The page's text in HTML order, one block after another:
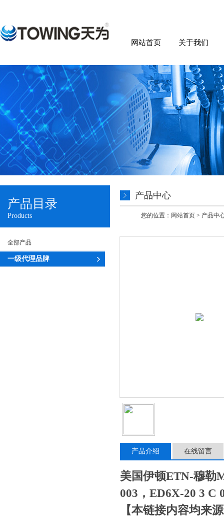
网站首页 关于我们
产品目录
Products
全部产品
一级代理品牌
产品中心
您的位置： 网站首页 > 产品中
产品介绍 在线留言
美国伊顿ETN-穆勒
003，ED6X-20 3 C
【本链接内容均来